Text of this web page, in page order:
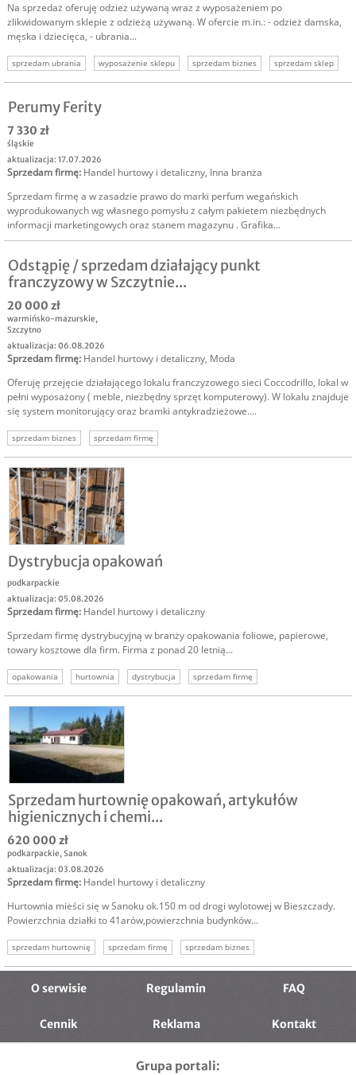
Na sprzedaż oferuję odzież używaną wraz z wyposażeniem po
zlikwidowanym sklepie z odzieżą używaną. W ofercie m.in.: - odzież damska,
męska i dziecięca, - ubrania...
sprzedam ubrania wyposażenie sklepu sprzedam biznes sprzedam sklep
Perumy Ferity
7 330 zł
śląskie
aktualizacja: 17.07.2026
Sprzedam firmę: Handel hurtowy i detaliczny, Inna branża
Sprzedam firmę a w zasadzie prawo do marki perfum wegańskich
wyprodukowanych wg własnego pomysłu z całym pakietem niezbędnych
informacji marketingowych oraz stanem magazynu . Grafika...
Odstąpię / sprzedam działający punkt
franczyzowy w Szczytnie...
20 000 zł
warmińsko-mazurskie,
Szczytno
aktualizacja: 06.08.2026
Sprzedam firmę: Handel hurtowy i detaliczny, Moda
Oferuję przejęcie działającego lokalu franczyzowego sieci Coccodrillo, lokal w
pełni wyposażony ( meble, niezbędny sprzęt komputerowy). W lokalu znajduje
się system monitorujący oraz bramki antykradzieżowe....
sprzedam biznes sprzedam firmę
Dystrybucja opakowań
podkarpackie
aktualizacja: 05.08.2026
Sprzedam firmę: Handel hurtowy i detaliczny
Sprzedam firmę dystrybucyjną w branży opakowania foliowe, papierowe,
towary kosztowe dla firm. Firma z ponad 20 letnią...
opakowania hurtownia dystrybucja
sprzedam firmę
sprzedam hurtownię
firma z tradycją zyskowna firma
Sprzedam hurtownię opakowań, artykułów
higienicznych i chemi...
620 000 zł
podkarpackie,Sanok
aktualizacja: 03.08.2026
Sprzedam firmę: Handel hurtowy i detaliczny
Hurtownia mieści się w Sanoku ok.150 m od drogi wylotowej w Bieszczady.
Powierzchnia działki to 41arów,powierzchnia budynków...
sprzedam hurtownię sprzedam firmę
sprzedam biznes
hurtownia opakowań
oferta sprzedaży firmy oferta przejęcia firmy
O serwisie Regulamin FAQ
Cennik Reklama Kontakt
Grupa portali: